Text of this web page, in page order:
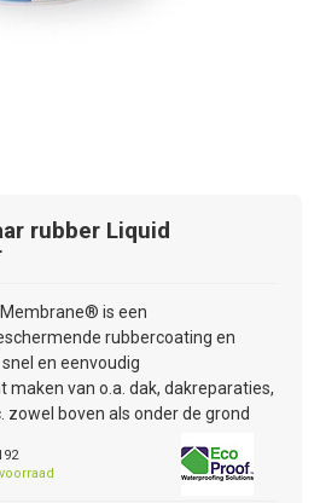
rubber Liquid
is een
rubbercoating en
en eenvoudig
van o.a. dak, dakreparaties,
zowel boven als onder de grond